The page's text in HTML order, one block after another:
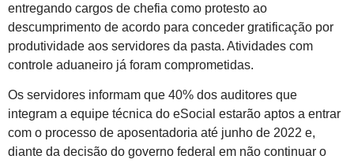
entregando cargos de chefia como protesto ao
descumprimento de acordo para conceder gratificação por
produtividade aos servidores da pasta. Atividades com
controle aduaneiro já foram comprometidas.
Os servidores informam que 40% dos auditores que
integram a equipe técnica do eSocial estarão aptos a entrar
com o processo de aposentadoria até junho de 2022 e,
diante da decisão do governo federal em não continuar o